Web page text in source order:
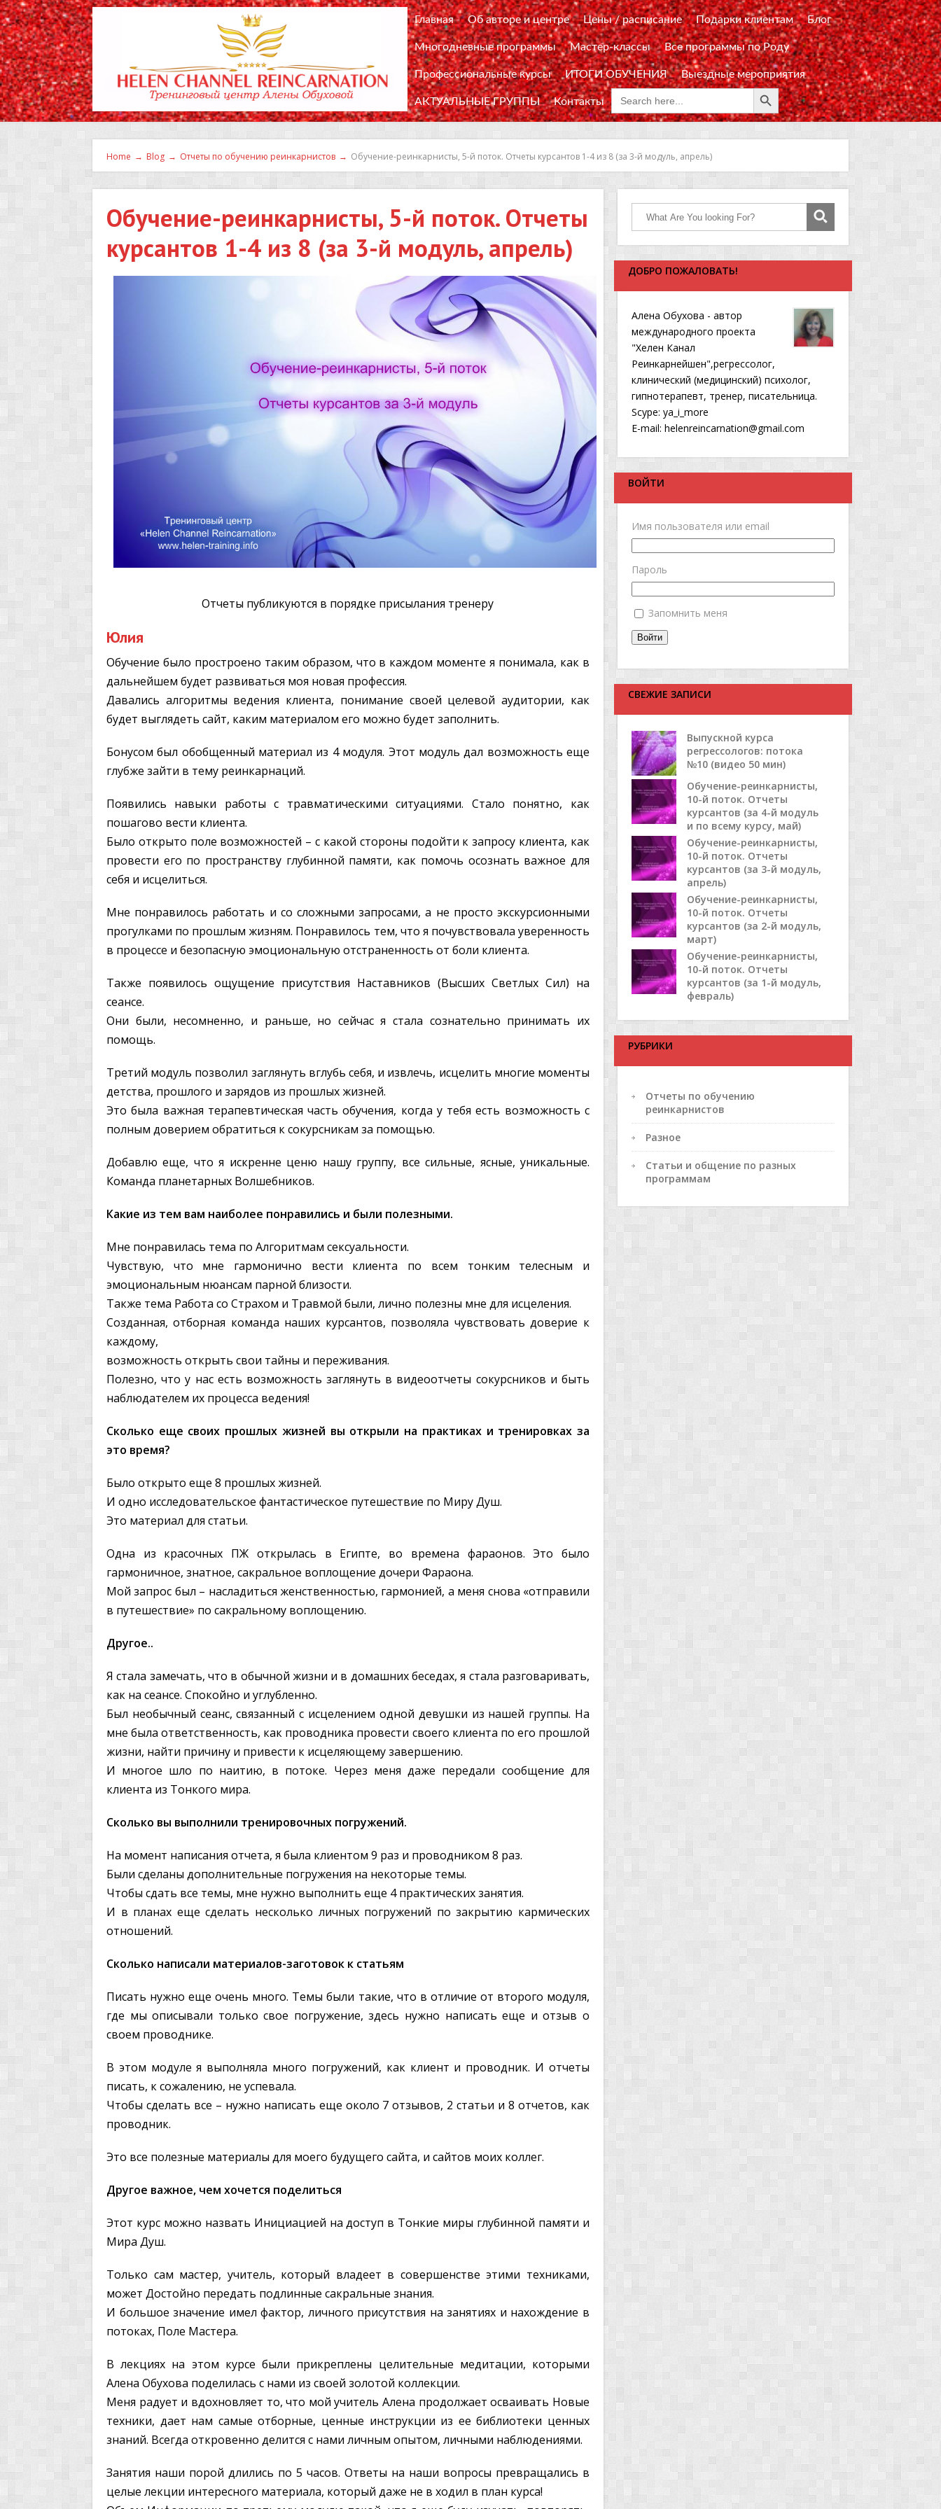
Главная Об авторе и центре Цены / расписание Подарки клиентам Блог
Многодневные программы Мастер-классы Все программы по Роду
Профессиональные курсы ИТОГИ ОБУЧЕНИЯ Выездные мероприятия
АКТУАЛЬНЫЕ ГРУППЫ Контакты
Search
for:
Search Button
Home → Blog → Отчеты по обучению реинкарнистов → Обучение-реинкарнисты, 5-й поток. Отчеты курсантов 1-4 из 8 (за 3-й модуль, апрель)
Обучение-реинкарнисты, 5-й поток. Отчеты
курсантов 1-4 из 8 (за 3-й модуль, апрель)
Отчеты публикуются в порядке присылания тренеру
Юлия
Обучение было простроено таким образом, что в каждом моменте я понимала, как в
дальнейшем будет развиваться моя новая профессия.
Давались алгоритмы ведения клиента, понимание своей целевой аудитории, как
будет выглядеть сайт, каким материалом его можно будет заполнить.
Бонусом был обобщенный материал из 4 модуля. Этот модуль дал возможность еще
глубже зайти в тему реинкарнаций.
Появились навыки работы с травматическими ситуациями. Стало понятно, как
пошагово вести клиента.
Было открыто поле возможностей – с какой стороны подойти к запросу клиента, как
провести его по пространству глубинной памяти, как помочь осознать важное для
себя и исцелиться.
Мне понравилось работать и со сложными запросами, а не просто экскурсионными
прогулками по прошлым жизням. Понравилось тем, что я почувствовала уверенность
в процессе и безопасную эмоциональную отстраненность от боли клиента.
Также появилось ощущение присутствия Наставников (Высших Светлых Сил) на
сеансе.
Они были, несомненно, и раньше, но сейчас я стала сознательно принимать их
помощь.
Третий модуль позволил заглянуть вглубь себя, и извлечь, исцелить многие моменты
детства, прошлого и зарядов из прошлых жизней.
Это была важная терапевтическая часть обучения, когда у тебя есть возможность с
полным доверием обратиться к сокурсникам за помощью.
Добавлю еще, что я искренне ценю нашу группу, все сильные, ясные, уникальные.
Команда планетарных Волшебников.
Какие из тем вам наиболее понравились и были полезными.
Мне понравилась тема по Алгоритмам сексуальности.
Чувствую, что мне гармонично вести клиента по всем тонким телесным и
эмоциональным нюансам парной близости.
Также тема Работа со Страхом и Травмой были, лично полезны мне для исцеления.
Созданная, отборная команда наших курсантов, позволяла чувствовать доверие к
каждому,
возможность открыть свои тайны и переживания.
Полезно, что у нас есть возможность заглянуть в видеоотчеты сокурсников и быть
наблюдателем их процесса ведения!
Сколько еще своих прошлых жизней вы открыли на практиках и тренировках за
это время?
Было открыто еще 8 прошлых жизней.
И одно исследовательское фантастическое путешествие по Миру Душ.
Это материал для статьи.
Одна из красочных ПЖ открылась в Египте, во времена фараонов. Это было
гармоничное, знатное, сакральное воплощение дочери Фараона.
Мой запрос был – насладиться женственностью, гармонией, а меня снова «отправили
в путешествие» по сакральному воплощению.
Другое..
Я стала замечать, что в обычной жизни и в домашних беседах, я стала разговаривать,
как на сеансе. Спокойно и углубленно.
Был необычный сеанс, связанный с исцелением одной девушки из нашей группы. На
мне была ответственность, как проводника провести своего клиента по его прошлой
жизни, найти причину и привести к исцеляющему завершению.
И многое шло по наитию, в потоке. Через меня даже передали сообщение для
клиента из Тонкого мира.
Сколько вы выполнили тренировочных погружений.
На момент написания отчета, я была клиентом 9 раз и проводником 8 раз.
Были сделаны дополнительные погружения на некоторые темы.
Чтобы сдать все темы, мне нужно выполнить еще 4 практических занятия.
И в планах еще сделать несколько личных погружений по закрытию кармических
отношений.
Сколько написали материалов-заготовок к статьям
Писать нужно еще очень много. Темы были такие, что в отличие от второго модуля,
где мы описывали только свое погружение, здесь нужно написать еще и отзыв о
своем проводнике.
В этом модуле я выполняла много погружений, как клиент и проводник. И отчеты
писать, к сожалению, не успевала.
Чтобы сделать все – нужно написать еще около 7 отзывов, 2 статьи и 8 отчетов, как
проводник.
Это все полезные материалы для моего будущего сайта, и сайтов моих коллег.
Другое важное, чем хочется поделиться
Этот курс можно назвать Инициацией на доступ в Тонкие миры глубинной памяти и
Мира Душ.
Только сам мастер, учитель, который владеет в совершенстве этими техниками,
может Достойно передать подлинные сакральные знания.
И большое значение имел фактор, личного присутствия на занятиях и нахождение в
потоках, Поле Мастера.
В лекциях на этом курсе были прикреплены целительные медитации, которыми
Алена Обухова поделилась с нами из своей золотой коллекции.
Меня радует и вдохновляет то, что мой учитель Алена продолжает осваивать Новые
техники, дает нам самые отборные, ценные инструкции из ее библиотеки ценных
знаний. Всегда откровенно делится с нами личным опытом, личными наблюдениями.
Занятия наши порой длились по 5 часов. Ответы на наши вопросы превращались в
целые лекции интересного материала, который даже не в ходил в план курса!
ДОБРО ПОЖАЛОВАТЬ!
Алена Обухова - автор
международного проекта
"Хелен Канал
Реинкарнейшен",регрессолог,
клинический (медицинский) психолог,
гипнотерапевт, тренер, писательница.
Scype: ya_i_more
E-mail: helenreincarnation@gmail.com
ВОЙТИ
Имя пользователя или email
Пароль
Запомнить меня
Войти
СВЕЖИЕ ЗАПИСИ
Выпускной курса
регрессологов: потока
№10 (видео 50 мин)
Обучение-реинкарнисты,
10-й поток. Отчеты
курсантов (за 4-й модуль
и по всему курсу, май)
Обучение-реинкарнисты,
10-й поток. Отчеты
курсантов (за 3-й модуль,
апрель)
Обучение-реинкарнисты,
10-й поток. Отчеты
курсантов (за 2-й модуль,
март)
Обучение-реинкарнисты,
10-й поток. Отчеты
курсантов (за 1-й модуль,
февраль)
РУБРИКИ
Отчеты по обучению
реинкарнистов
Разное
Статьи и общение по разных
программам